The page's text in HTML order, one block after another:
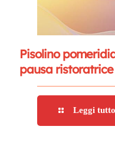
Pisolino
pausa ristoratrice
Leggi tutto